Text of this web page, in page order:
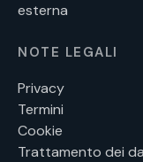
esterna
NOTE LEGALI
Privacy
Termini
Cookie
Trattamento dei